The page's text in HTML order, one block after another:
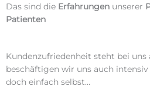
Das sind die Erfahrungen unserer
Patienten
Kundenzufriedenheit steht bei uns
beschäftigen wir uns auch
doch einfach selbst…